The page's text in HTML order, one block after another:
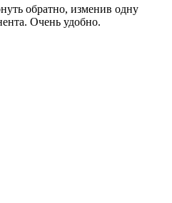
обратно, изменив одну
Очень удобно.